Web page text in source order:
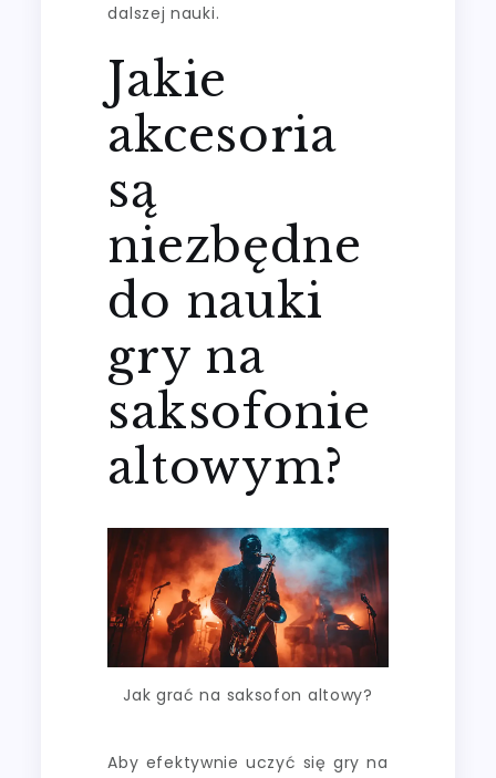
dalszej nauki.
Jakie
akcesoria
są
niezbędne
do nauki
gry na
saksofonie
altowym?
Jak grać na saksofon altowy?
Aby efektywnie uczyć się gry na